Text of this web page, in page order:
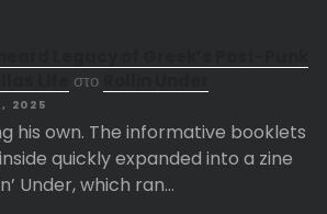
στο
2025
his own. The informative booklets
quickly expanded into a zine
Under, which ran…